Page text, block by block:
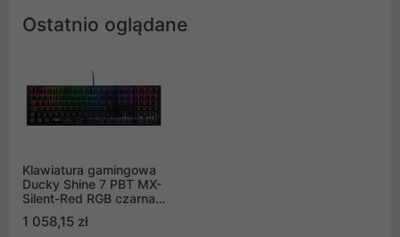
Ostatnio oglądane
Klawiatura gamingowa
Ducky Shine 7 PBT MX-
Silent-Red RGB czarna,
1 058,15 zł